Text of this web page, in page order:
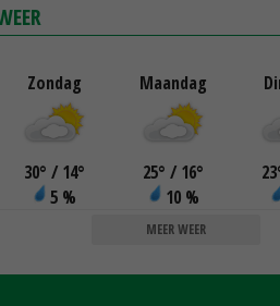
Zondag
30° / 14°
5 %
Maandag
25° / 16°
10 %
23
MEER WEER